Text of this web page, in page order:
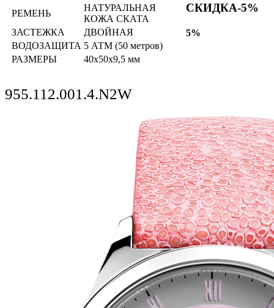
РЕМЕНЬ
НАТУРАЛЬНАЯ
КОЖА СКАТА
ЗАСТЕЖКА
ДВОЙНАЯ
ВОДОЗАЩИТА 5 АТМ (50 метров)
РАЗМЕРЫ
40х50х9,5 мм
СКИДКА-5%
5%
955.112.001.4.N2W